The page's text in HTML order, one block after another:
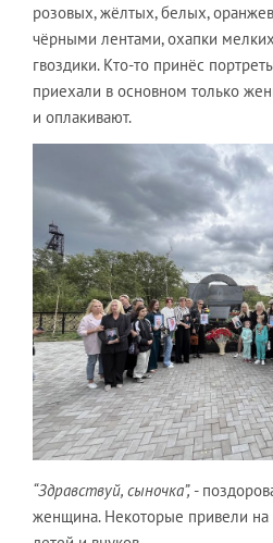
розовых, жёлтых, белых,
чёрными лентами, охапки
гвоздики. Кто-то принёс
приехали в основном только
и оплакивают.
“Здравствуй, сыночка”, -
женщина. Некоторые привели